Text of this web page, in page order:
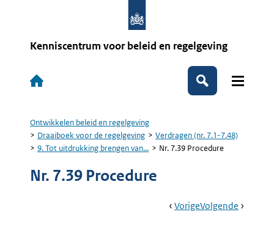
Kenniscentrum voor beleid en regelgeving
Hoofdnavigatie
Zoeken
Kruimelpad
Ontwikkelen beleid en regelgeving
Draaiboek voor de regelgeving
Verdragen (nr. 7.1-7.48)
9. Tot uitdrukking brengen van...
Nr. 7.39 Procedure
Nr. 7.39 Procedure
Book
Ga
VorigePagina:
Ga
Volgende Pagina: